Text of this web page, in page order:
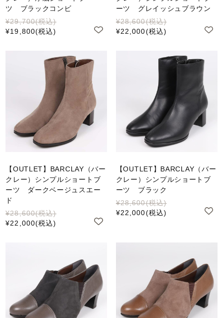
ツ ブラックコンビ
¥29,700(税込)
¥19,800(税込)
ーツ グレイッシュブラウン
¥28,600(税込)
¥22,000(税込)
【OUTLET】BARCLAY（バー
クレー）シンプルショートブ
ーツ ダークベージュスエー
ド
¥28,600(税込)
¥22,000(税込)
【OUTLET】BARCLAY（バー
クレー）シンプルショートブ
ーツ ブラック
¥28,600(税込)
¥22,000(税込)